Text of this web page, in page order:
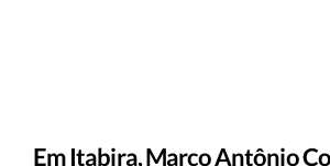
Em Itabira, Marco Antônio